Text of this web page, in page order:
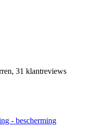
31 klantreviews
- bescherming